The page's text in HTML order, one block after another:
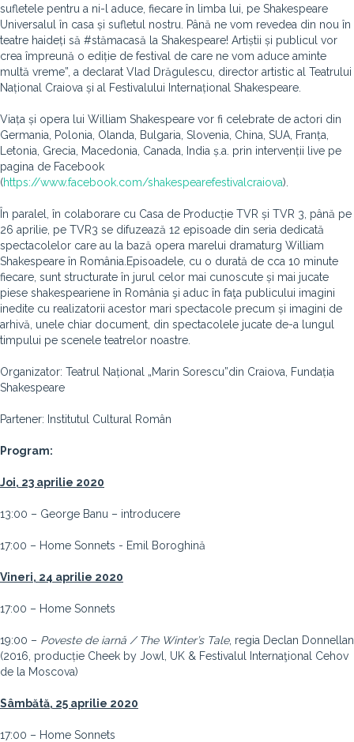
sufletele pentru a ni-l aduce, fiecare în limba lui, pe Shakespeare
Universalul în casa și sufletul nostru. Până ne vom revedea din nou în
teatre haideți să #stămacasă la Shakespeare! Artiștii și publicul vor
crea împreună o ediție de festival de care ne vom aduce aminte
multă vreme”, a declarat Vlad Drăgulescu, director artistic al Teatrului
Național Craiova și al Festivalului Internațional Shakespeare.
Viața și opera lui William Shakespeare vor fi celebrate de actori din
Germania, Polonia, Olanda, Bulgaria, Slovenia, China, SUA, Franța,
Letonia, Grecia, Macedonia, Canada, India ș.a. prin intervenții live pe
pagina de Facebook
(https://www.facebook.com/shakespearefestivalcraiova).
În paralel, în colaborare cu Casa de Producție TVR și TVR 3, până pe
26 aprilie, pe TVR3 se difuzează 12 episoade din seria dedicată
spectacolelor care au la bază opera marelui dramaturg William
Shakespeare în România.Episoadele, cu o durată de cca 10 minute
fiecare, sunt structurate în jurul celor mai cunoscute și mai jucate
piese shakespeariene în România şi aduc în faţa publicului imagini
inedite cu realizatorii acestor mari spectacole precum și imagini de
arhivă, unele chiar document, din spectacolele jucate de-a lungul
timpului pe scenele teatrelor noastre.
Organizator: Teatrul Național „Marin Sorescu”din Craiova, Fundația
Shakespeare
Partener: Institutul Cultural Român
Program:
Joi, 23 aprilie 2020
13:00 – George Banu – introducere
17:00 – Home Sonnets - Emil Boroghină
Vineri, 24 aprilie 2020
17:00 – Home Sonnets
19:00 – Poveste de iarnă / The Winter’s Tale, regia Declan Donnellan
(2016, producție Cheek by Jowl, UK & Festivalul Internaţional Cehov
de la Moscova)
Sâmbătă, 25 aprilie 2020
17:00 – Home Sonnets